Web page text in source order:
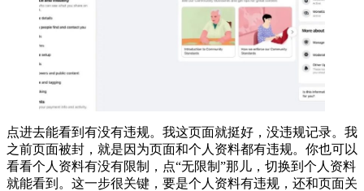
点进去能看到有没有违规。我这页面就挺好，没违规记录。我
之前页面被封，就是因为页面和个人资料都有违规。你也可以
看看个人资料有没有限制，点“无限制”那儿，切换到个人资料
就能看到。这一步很关键，要是个人资料有违规，还和页面关